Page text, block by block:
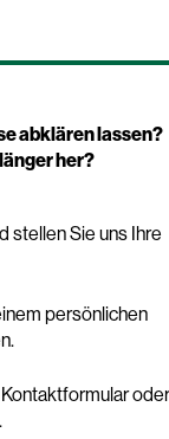
abklären lassen?
her?
stellen Sie uns Ihre
persönlichen
oder